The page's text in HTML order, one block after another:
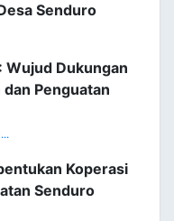
Senduro
Wujud Dukungan
Penguatan
Koperasi
Senduro